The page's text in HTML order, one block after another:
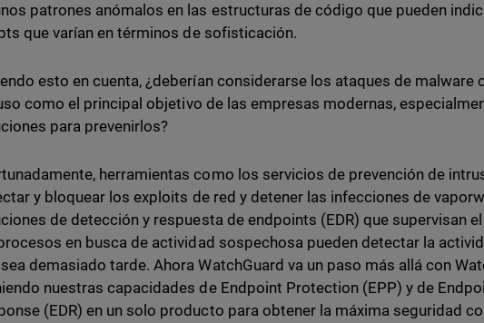
patrones anómalos en las estructuras de código que pueden
que varían en términos de sofisticación.
esto en cuenta, ¿deberían considerarse los ataques de malware
como el principal objetivo de las empresas modernas,
para prevenirlos?
herramientas como los servicios de prevención de
y bloquear los exploits de red y detener las infecciones de
de detección y respuesta de endpoints (EDR) que supervisan
en busca de actividad sospechosa pueden detectar la
demasiado tarde. Ahora WatchGuard va un paso más allá con
nuestras capacidades de Endpoint Protection (EPP) y de
(EDR) en un solo producto para obtener la máxima seguridad